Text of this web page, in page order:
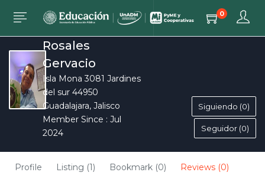
0
Elías Humberto
Rosales
Gervacio
Isla Mona 3081 Jardines
del sur 44950
Guadalajara, Jalisco
Member Since : Jul
2024
Siguiendo (0)
Seguidor (0)
Profile Listing (1) Bookmark (0) Reviews (0)